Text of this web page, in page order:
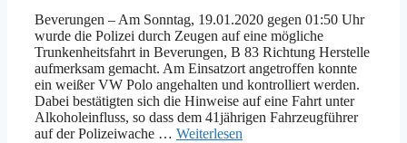
Beverungen – Am Sonntag, 19.01.2020 gegen 01:50 Uhr
wurde die Polizei durch Zeugen auf eine mögliche
Trunkenheitsfahrt in Beverungen, B 83 Richtung Herstelle
aufmerksam gemacht. Am Einsatzort angetroffen konnte
ein weißer VW Polo angehalten und kontrolliert werden.
Dabei bestätigten sich die Hinweise auf eine Fahrt unter
Alkoholeinfluss, so dass dem 41jährigen Fahrzeugführer
auf der Polizeiwache … Weiterlesen